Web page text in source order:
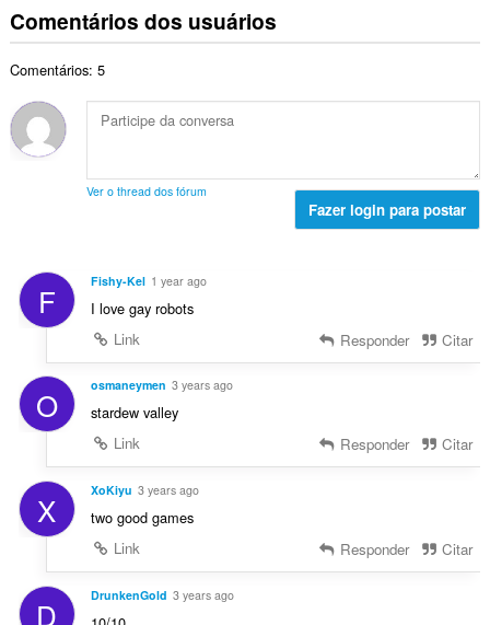
Comentários dos usuários
Comentários: 5
Ver o thread dos fórum
Fazer login para postar
F Fishy-Kel 1 year ago
I love gay robots
Link
Responder Citar
O osmaneymen 3 years ago
stardew valley
Link
Responder Citar
X XoKiyu 3 years ago
two good games
Link
Responder Citar
D DrunkenGold 3 years ago